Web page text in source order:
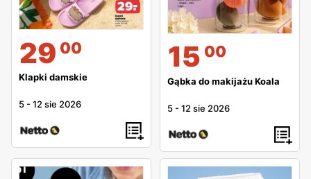
29 00
Klapki damskie
5 -12 sie 2026
15 00
Gąbka do makijażu Koala
5 -12 sie 2026